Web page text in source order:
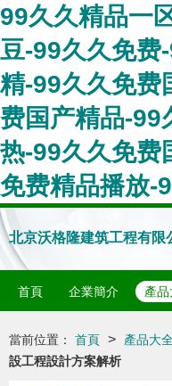
99久久精品一
豆-99久久免费
精-99久久免费
费国产精品-99
热-99久久免费
免费精品播放-
北京沃格隆建筑工程有限
首頁 企業簡介 產
當前位置： 首頁 > 產品大
設工程設計方案解析